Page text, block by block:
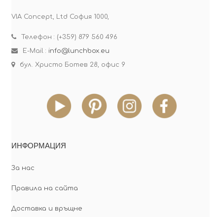
VIA Concept, Ltd София 1000,
Телефон : (+359) 879 560 496
E-Mail : info@lunchbox.eu
бул. Христо Ботев 28, офис 9
ИНФОРМАЦИЯ
За нас
Правила на сайта
Доставка и връщне